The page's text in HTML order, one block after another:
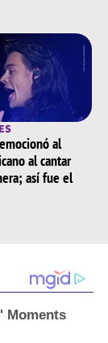
al
al cantar
así fue el